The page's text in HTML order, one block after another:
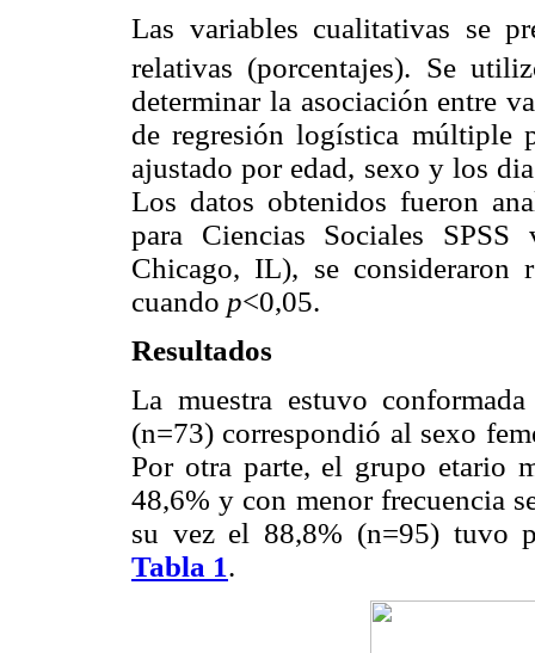
Las variables cualitativas se
relativas (porcentajes). Se
determinar la asociación entre
de regresión logística múltiple
ajustado por edad, sexo y los
Los datos obtenidos fueron
para Ciencias Sociales
Chicago, IL), se consideraron
cuando p<0,05.
Resultados
La muestra estuvo
(n=73) correspondió al sexo
Por otra parte, el grupo etario
48,6% y con menor frecuencia
su vez el 88,8% (n=95) tuvo
Tabla 1.